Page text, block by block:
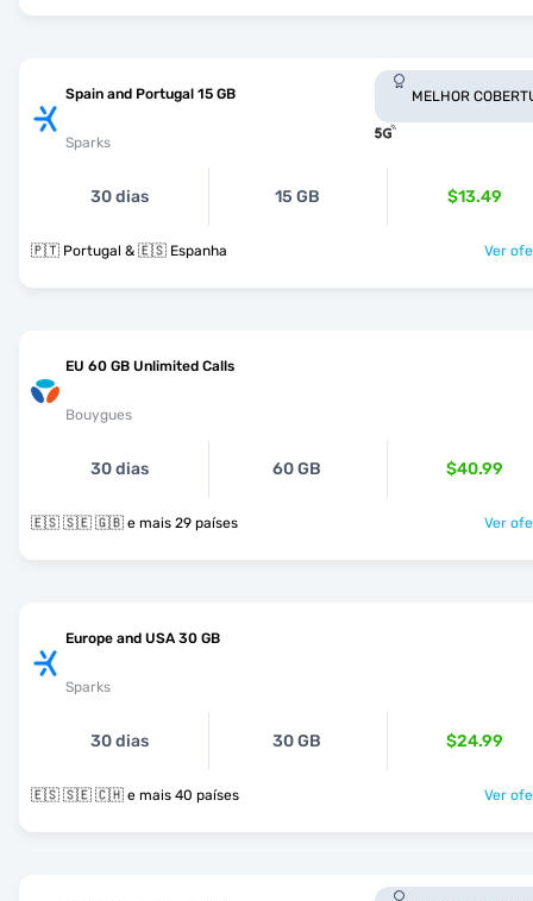
Spain and Portugal 15 GB
Sparks
MELHOR
30 dias 15 GB $13.49
🇵🇹 Portugal & 🇪🇸 Espanha Ver
EU 60 GB Unlimited Calls
Bouygues
30 dias 60 GB $40.99
🇪🇸 🇸🇪 🇬🇧 e mais 29 países Ver
Europe and USA 30 GB
Sparks
30 dias 30 GB $24.99
🇪🇸 🇸🇪 🇨🇭 e mais 40 países Ver